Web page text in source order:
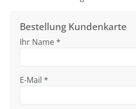
Bestellung Kundenkarte
Ihr Name *
E-Mail *